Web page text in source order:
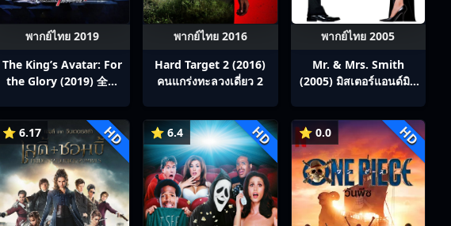
พากย์ไทย 2019
The King’s Avatar: For
the Glory (2019) 全职
พากย์ไทย 2016
Hard Target 2 (2016)
คนแกร่งทะลวงเดี่ยว 2
พากย์ไทย 2005
Mr. & Mrs. Smith
(2005) มิสเตอร์แอนด์มิส
⭐ 6.17 HD ⭐ 6.4 HD ⭐ 0.0 HD